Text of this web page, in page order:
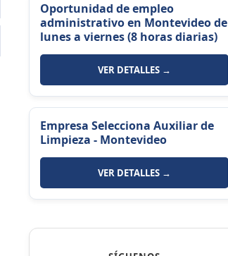
Oportunidad de empleo
administrativo en Montevideo de
lunes a viernes (8 horas diarias)
VER DETALLES →
Empresa Selecciona Auxiliar de
Limpieza - Montevideo
VER DETALLES →